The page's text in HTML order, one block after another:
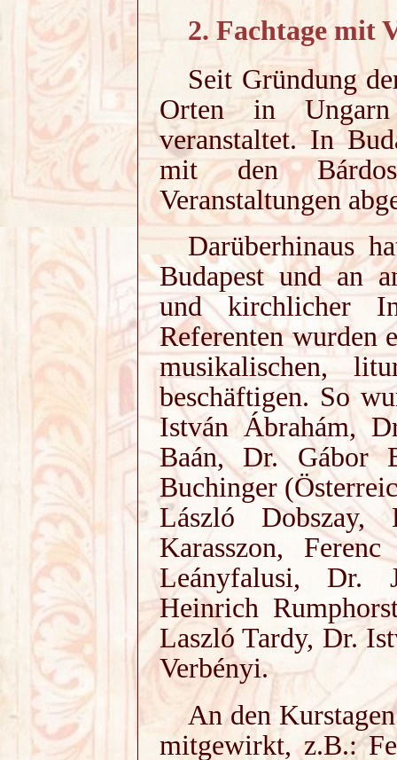
2. Fachtage mit
Seit Gründung
Orten in
veranstaltet. In
mit den
Veranstaltungen
Darüberhinaus
Budapest und an
und kirchlicher
Referenten wurden
musikalischen,
beschäftigen. So
István Ábrahám,
Baán, Dr. Gábor
Buchinger
László
Karasszon,
Leányfalusi, Dr.
Heinrich
Laszló Tardy, Dr.
Verbényi.
An den
mitgewirkt, z.B.: